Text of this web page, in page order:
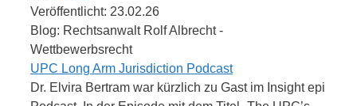
Veröffentlicht: 23.02.26
Blog: Rechtsanwalt Rolf Albrecht -
Wettbewerbsrecht
UPC Long Arm Jurisdiction Podcast
Dr. Elvira Bertram war kürzlich zu Gast im Insight epi